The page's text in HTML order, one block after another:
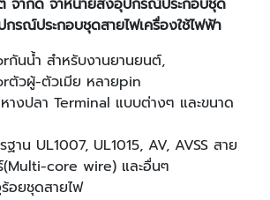
จำกัด จำหน่ายส่งอุปกรณ์ประกอบชุด
รณ์ประกอบชุดสายไฟเครื่องใช้ไฟฟ้า
กันน้ำ สำหรับงานยานยนต์,
ตัวผู้-ตัวเมีย หลายpin
างปลา Terminal แบบต่างๆ และขนาด
ฐาน UL1007, UL1015, AV, AVSS สาย
core wire) และอื่นๆ
อยชุดสายไฟ